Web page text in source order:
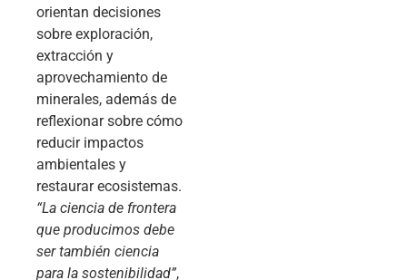
orientan decisiones
sobre exploración,
extracción y
aprovechamiento de
minerales, además de
reflexionar sobre cómo
reducir impactos
ambientales y
restaurar ecosistemas.
“La ciencia de frontera
que producimos debe
ser también ciencia
para la sostenibilidad”,